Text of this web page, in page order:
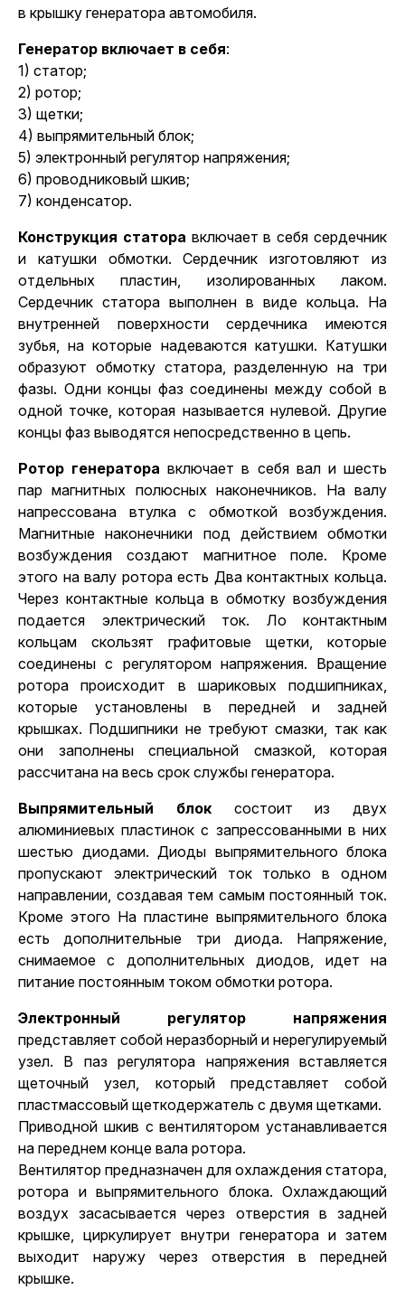
в крышку генератора автомобиля.
Генератор включает в себя:
1) статор;
2) ротор;
3) щетки;
4) выпрямительный блок;
5) электронный регулятор напряжения;
6) проводниковый шкив;
7) конденсатор.
Конструкция статора включает в себя сердечник
и катушки обмотки. Сердечник изготовляют из
отдельных пластин, изолированных лаком.
Сердечник статора выполнен в виде кольца. На
внутренней поверхности сердечника имеются
зубья, на которые надеваются катушки. Катушки
образуют обмотку статора, разделенную на три
фазы. Одни концы фаз соединены между собой в
одной точке, которая называется нулевой. Другие
концы фаз выводятся непосредственно в цепь.
Ротор генератора включает в себя вал и шесть
пар магнитных полюсных наконечников. На валу
напрессована втулка с обмоткой возбуждения.
Магнитные наконечники под действием обмотки
возбуждения создают магнитное поле. Кроме
этого на валу ротора есть Два контактных кольца.
Через контактные кольца в обмотку возбуждения
подается электрический ток. Ло контактным
кольцам скользят графитовые щетки, которые
соединены с регулятором напряжения. Вращение
ротора происходит в шариковых подшипниках,
которые установлены в передней и задней
крышках. Подшипники не требуют смазки, так как
они заполнены специальной смазкой, которая
рассчитана на весь срок службы генератора.
Выпрямительный блоксостоит из двух
алюминиевых пластинок с запрессованными в них
шестью диодами. Диоды выпрямительного блока
пропускают электрический ток только в одном
направлении, создавая тем самым постоянный ток.
Кроме этого На пластине выпрямительного блока
есть дополнительные три диода. Напряжение,
снимаемое с дополнительных диодов, идет на
питание постоянным током обмотки ротора.
Электронный регулятор напряжения
представляет собой неразборный и нерегулируемый
узел. В паз регулятора напряжения вставляется
щеточный узел, который представляет собой
пластмассовый щеткодержатель с двумя щетками.
Приводной шкив с вентилятором устанавливается
на переднем конце вала ротора.
Вентилятор предназначен для охлаждения статора,
ротора и выпрямительного блока. Охлаждающий
воздух засасывается через отверстия в задней
крышке, циркулирует внутри генератора и затем
выходит наружу через отверстия в передней
крышке.